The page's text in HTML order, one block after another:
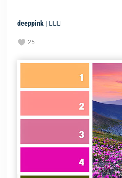
deeppink | 🧘🏻‍♀️
25